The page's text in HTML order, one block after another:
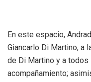
En este espacio,
Giancarlo Di Martino, a
de Di Martino y a
acompañamiento;